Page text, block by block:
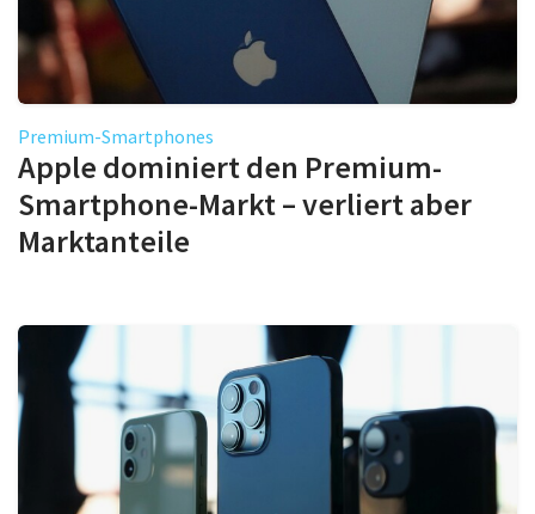
Premium-Smartphones
Apple dominiert den Premium-
Smartphone-Markt – verliert aber
Marktanteile